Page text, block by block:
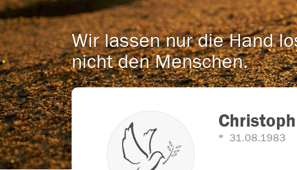
Wir lassen nur die Hand
nicht den Menschen.
31.08.1983